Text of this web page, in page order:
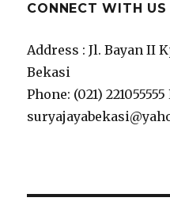
CONNECT WITH US
Address : Jl. Bayan II
Bekasi
Phone: (021)